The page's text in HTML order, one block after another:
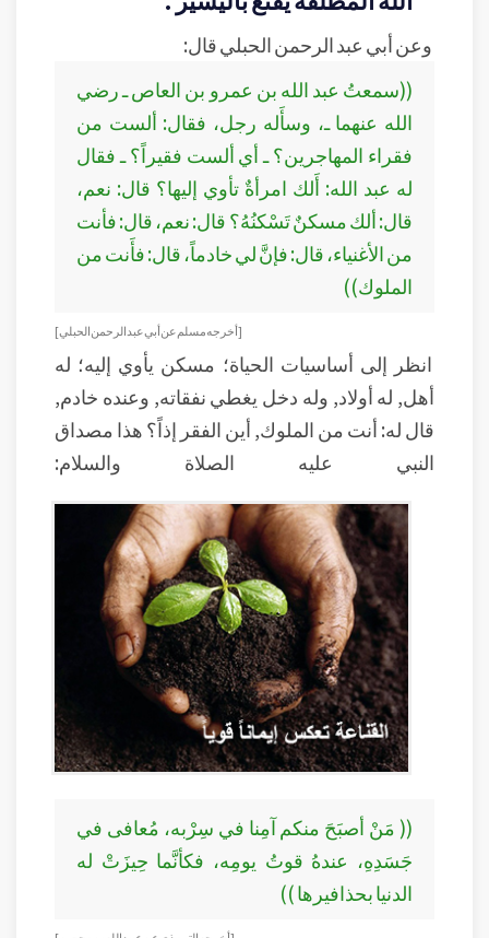
وعن أبي عبد الرحمن الحبلي قال:
((سمعتُ عبد الله بن عمرو بن العاص ـ رضي
الله عنهما ـ، وسأَله رجل، فقال: ألست من
فقراء المهاجرين؟ ـ أي ألست فقيراً؟ ـ فقال
له عبد الله: أَلك امرأةٌ تأوي إليها؟ قال: نعم،
قال: ألك مسكنٌ تَسْكنُهُ؟ قال: نعم، قال: فأنت
من الأغنياء، قال: فإنَّ لي خادماً، قال: فأَنت من
الملوك))
[أخرجه مسلم عن أبي عبد الرحمن الحبلي]
انظر إلى أساسيات الحياة؛ مسكن يأوي إليه؛ له
أهل, له أولاد, وله دخل يغطي نفقاته, وعنده خادم,
قال له: أنت من الملوك, أين الفقر إذاً؟ هذا مصداق
النبي عليه الصلاة والسلام:
(( مَنْ أصبَحَ منكم آمِنا في سِرْبه، مُعافى في
جَسَدِهِ، عندهُ قوتُ يومِه، فكأنَّما حِيزَتْ له
الدنيا بحذافيرها ))